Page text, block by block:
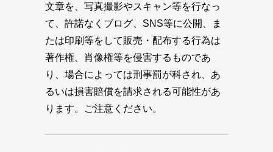
文章を、写真撮影やスキャン等を行なっ
て、許諾なくブログ、SNS等に公開、ま
たは印刷等をして販売・配布する行為は
著作権、肖像権等を侵害するものであ
り、場合によっては刑事罰が科され、あ
るいは損害賠償を請求される可能性があ
ります。ご注意ください。